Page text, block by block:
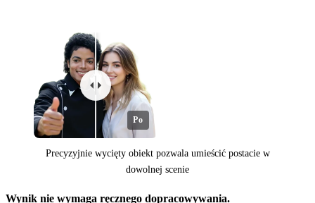
Po
Precyzyjnie wycięty obiekt pozwala umieścić postacie w
dowolnej scenie
Wynik nie wymaga ręcznego dopracowywania.